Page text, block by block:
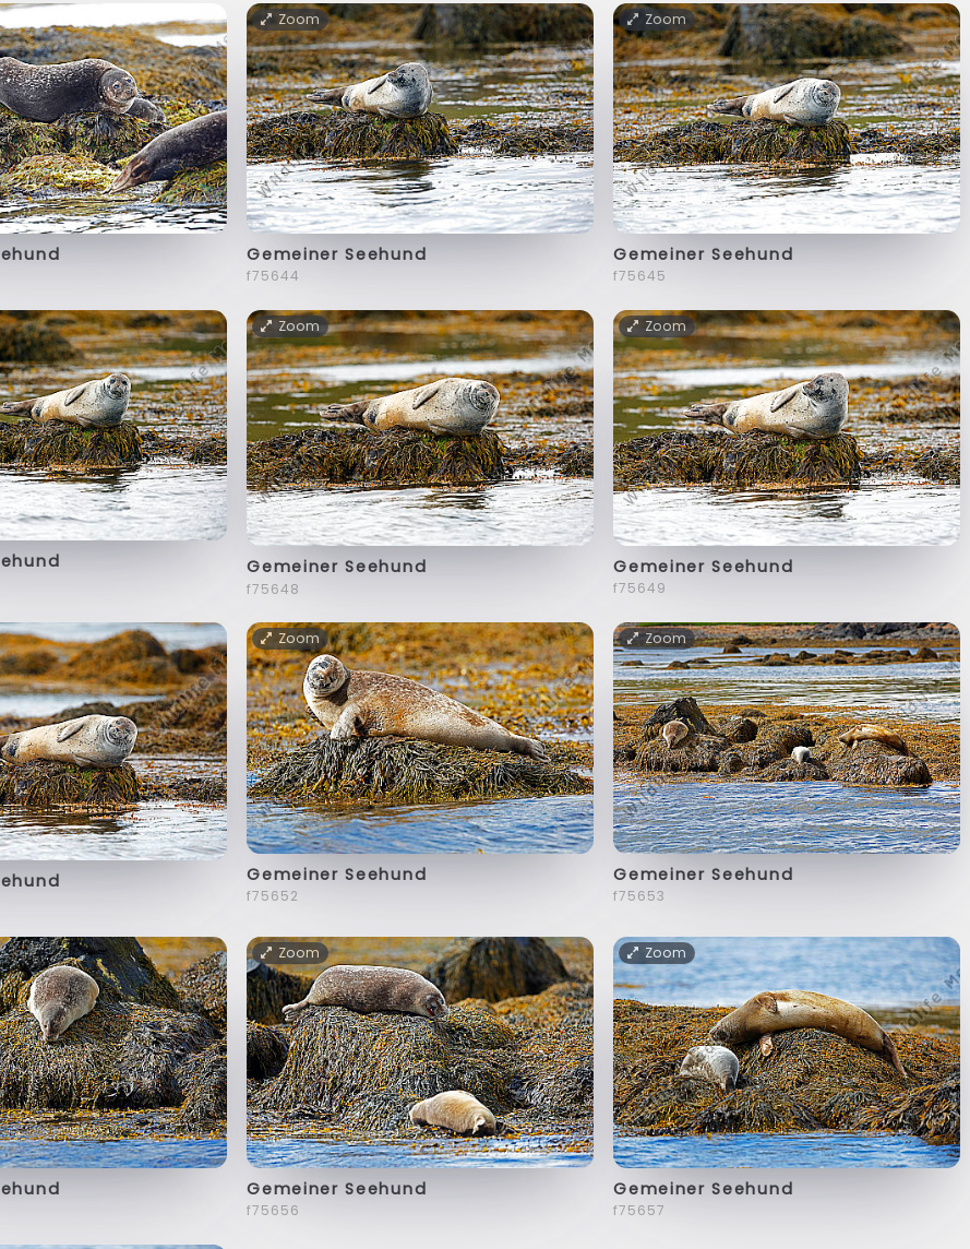
Zoom
Gemeiner Seehund
f75644
Zoom
Gemeiner Seehund
f75645
Zoom
Gemeiner Seehund
f75648
Zoom
Gemeiner Seehund
f75649
Zoom
Gemeiner Seehund
f75652
Zoom
Gemeiner Seehund
f75653
Zoom
Gemeiner Seehund
f75656
Zoom
Gemeiner Seehund
f75657